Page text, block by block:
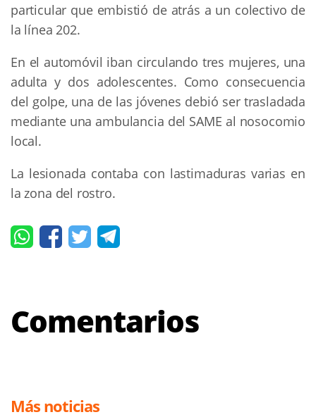
particular que embistió de atrás a un colectivo de
la línea 202.
En el automóvil iban circulando tres mujeres, una
adulta y dos adolescentes. Como consecuencia
del golpe, una de las jóvenes debió ser trasladada
mediante una ambulancia del SAME al nosocomio
local.
La lesionada contaba con lastimaduras varias en
la zona del rostro.
Comentarios
Más noticias